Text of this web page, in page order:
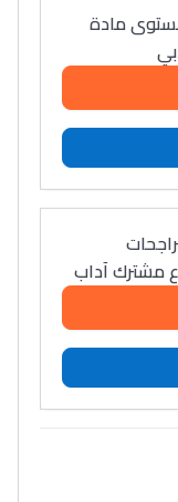
مادة
مشترك آداب